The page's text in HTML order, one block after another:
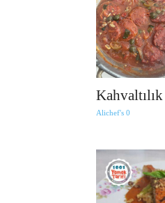
Alichef's 0